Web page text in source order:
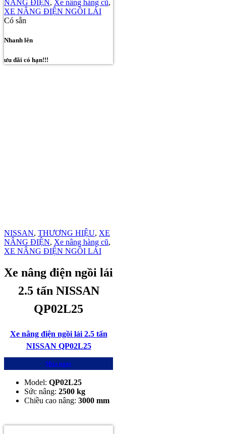
NÂNG ĐIỆN , Xe nâng hàng cũ,
XE NÂNG ĐIỆN NGỒI LÁI
Có sẵn
Nhanh lên
ưu đãi có hạn!!!
NISSAN, THƯƠNG HIỆU, XE
NÂNG ĐIỆN, Xe nâng hàng cũ,
XE NÂNG ĐIỆN NGỒI LÁI
Xe nâng điện ngồi lái
2.5 tấn NISSAN
QP02L25
Xe nâng điện ngồi lái 2.5 tấn
NISSAN QP02L25
Mua ngay
Model: QP02L25
Sức nâng: 2500 kg
Chiều cao nâng: 3000 mm